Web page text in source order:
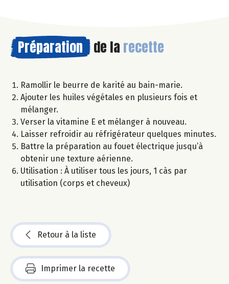
Préparation de la recette
Ramollir le beurre de karité au bain-marie.
Ajouter les huiles végétales en plusieurs fois et
mélanger.
Verser la vitamine E et mélanger à nouveau.
Laisser refroidir au réfrigérateur quelques minutes.
Battre la préparation au fouet électrique jusqu’à
obtenir une texture aérienne.
Utilisation : À utiliser tous les jours, 1 càs par
utilisation (corps et cheveux)
Retour à la liste
Imprimer la recette